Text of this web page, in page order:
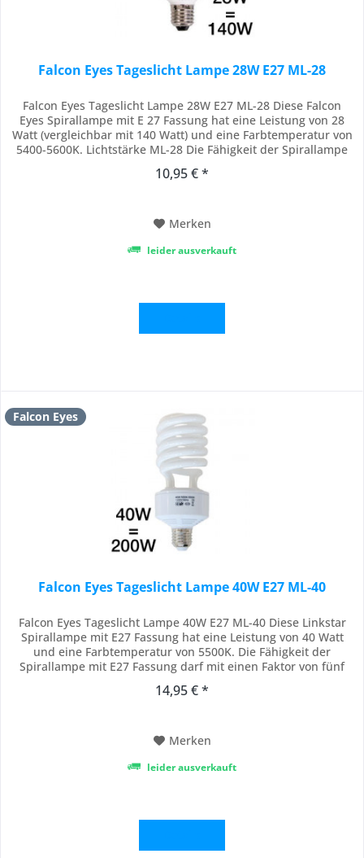
Falcon Eyes Tageslicht Lampe 28W E27 ML-28
Falcon Eyes Tageslicht Lampe 28W E27 ML-28 Diese Falcon
Eyes Spirallampe mit E 27 Fassung hat eine Leistung von 28
Watt (vergleichbar mit 140 Watt) und eine Farbtemperatur von
5400-5600K. Lichtstärke ML-28 Die Fähigkeit der Spirallampe
werden, Das ist der verglichen Stärke einer normalen
10,95 € *
Merken
leider ausverkauft
Falcon Eyes
Falcon Eyes Tageslicht Lampe 40W E27 ML-40
Falcon Eyes Tageslicht Lampe 40W E27 ML-40 Diese Linkstar
Spirallampe mit E27 Fassung hat eine Leistung von 40 Watt
und eine Farbtemperatur von 5500K. Die Fähigkeit der
Spirallampe mit E27 Fassung darf mit einen Faktor von fünf
normalen Glühlampe. Die Fähigkeit dieser 40W-Spirallampe ist
14,95 € *
Merken
leider ausverkauft